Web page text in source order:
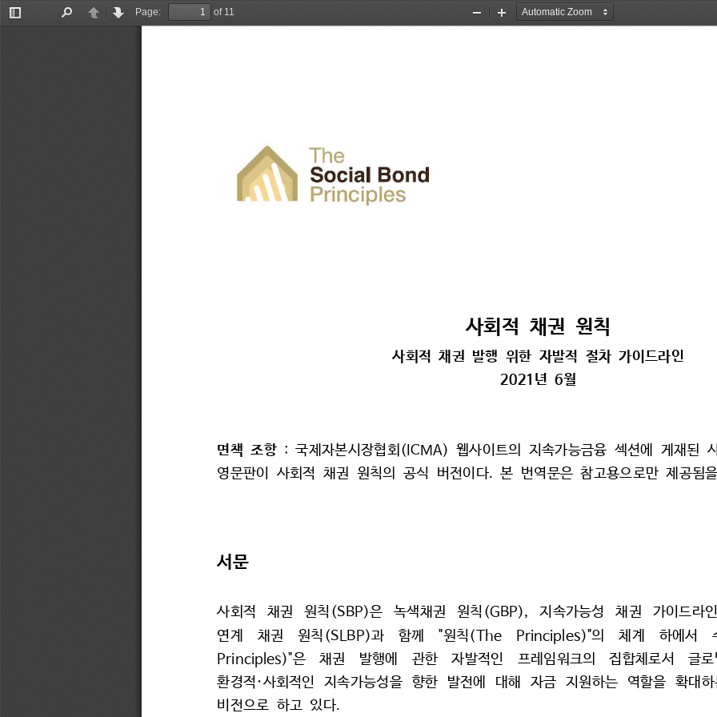
Toggle
PreviousNext
Page:
of 11
Zoom
Zoom
사회적 채권 원칙
사회적 채권 발행 위한 자발적 절차 가이드라인
2021 년 6월
면책 조항 : 국제자본시장협회 (ICMA) 웹사이트의 지속가능금융 섹션에 게재된
영문판이 사회적 채권 원칙의 공식 버전이다. 본 번역문은 참고용으로만 제공됨을
서문
사회적 채권 원칙 (SBP)은 녹색채권 원칙 (GBP), 지속가능성 채권 가이드라인
연계
채권 원칙 (SLBP)과 함께 "원칙(The Principles)"의 체계 하에서
Principles)"은 채권 발행에 관한 자발적인 프레임워크의 집합체로서 글로
환경적·사회적인 지속가능성을 향한 발전에 대해 자금 지원하는 역할을 확대
비전으로 하고 있다.